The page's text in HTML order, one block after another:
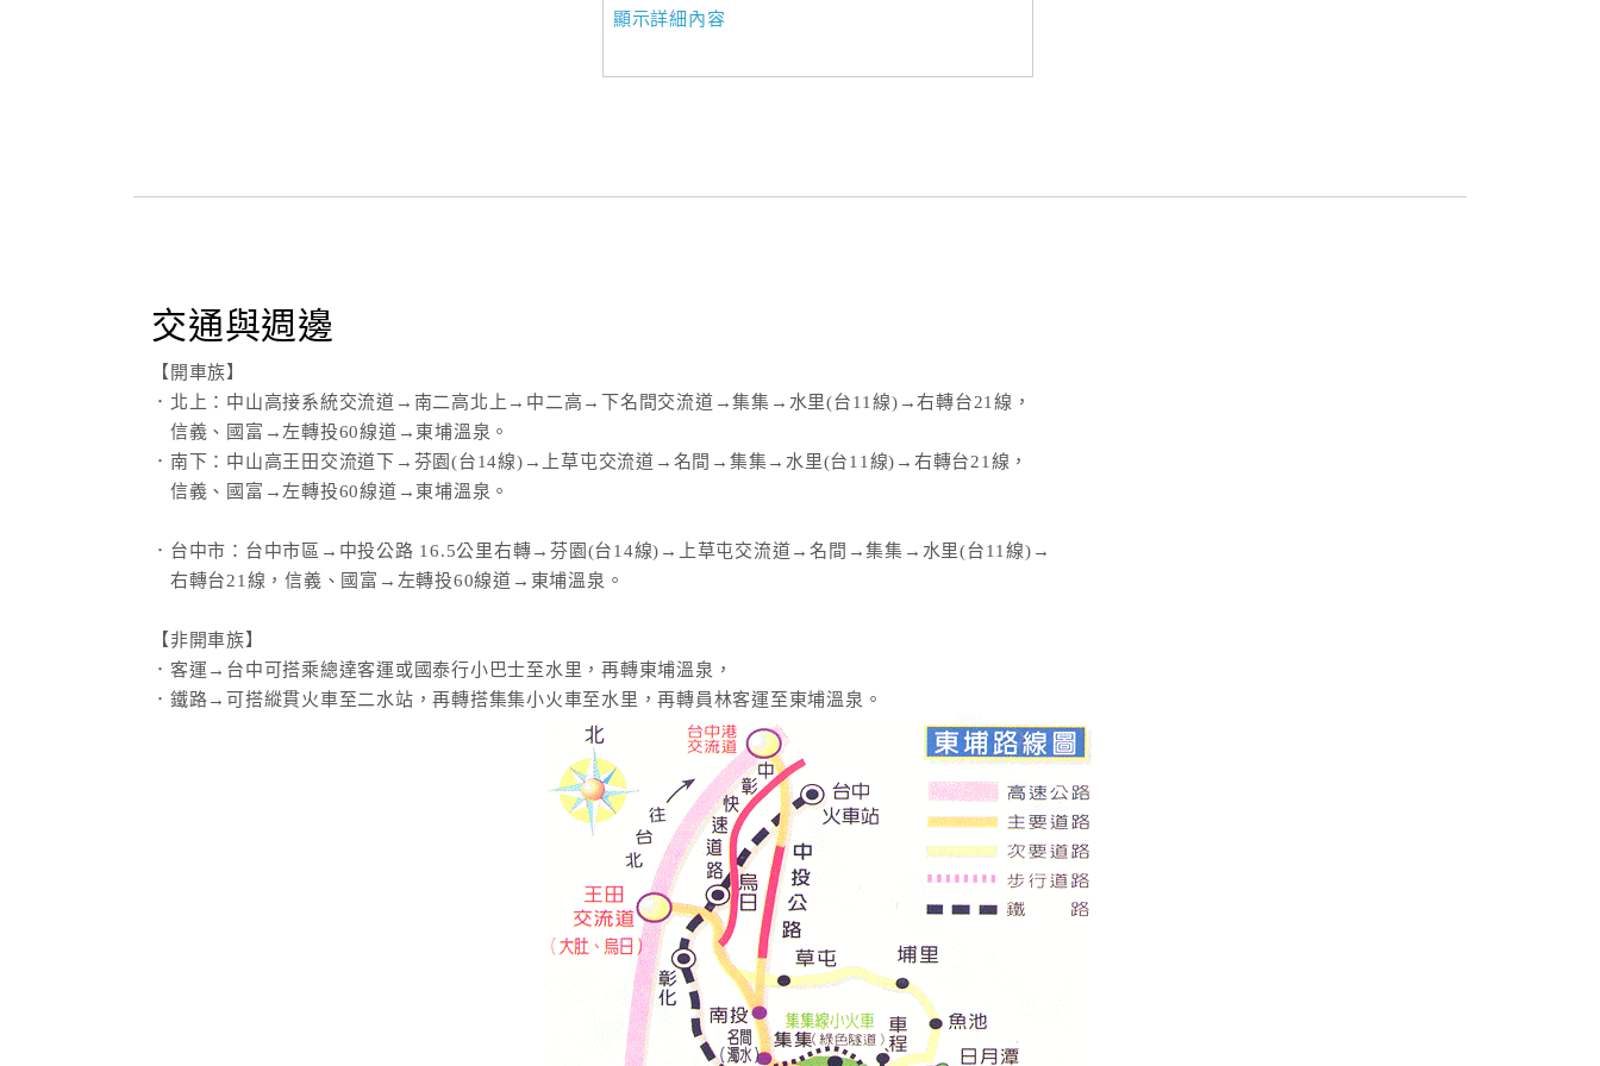
顯示詳細內容
交通與週邊
【開車族】
．北上：中山高接系統交流道→南二高北上→中二高→下名間交流道→集集→水里(台11線)→右轉台21線，
信義、國富→左轉投60線道→東埔溫泉。
．南下：中山高王田交流道下→芬園(台14線)→上草屯交流道→名間→集集→水里(台11線)→右轉台21線，
信義、國富→左轉投60線道→東埔溫泉。
．台中市：台中市區→中投公路 16.5公里右轉→芬園(台14線)→上草屯交流道→名間→集集→水里(台11線)→
右轉台21線，信義、國富→左轉投60線道→東埔溫泉。
【非開車族】
．客運→台中可搭乘總達客運或國泰行小巴士至水里，再轉東埔溫泉，
．鐵路→可搭縱貫火車至二水站，再轉搭集集小火車至水里，再轉員林客運至東埔溫泉。